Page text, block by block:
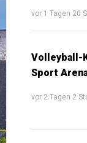
vor 1 Tagen 20
Volleyball-
Sport
vor 2 Tagen 2